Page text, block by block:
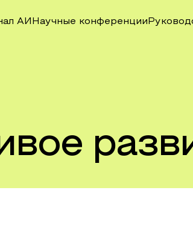
АИ Научные конференции